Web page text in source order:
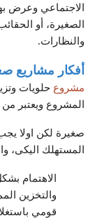
الاجتماعي وعرض
الصغيرة، أو
والنظارات.
أفكار مشاريع
مشروع حلويات
المشروع ويعتبر
صغيرة لكن اولا
المستهلك اليكى،
الاهتمام
والتخزين
قومي